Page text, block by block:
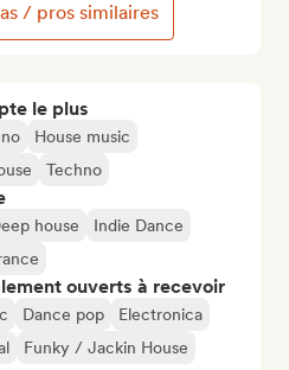
le plus
House music
Techno
house
Indie Dance
ouverts à recevoir
Dance pop
Electronica
Funky / Jackin House
/ pros similaires